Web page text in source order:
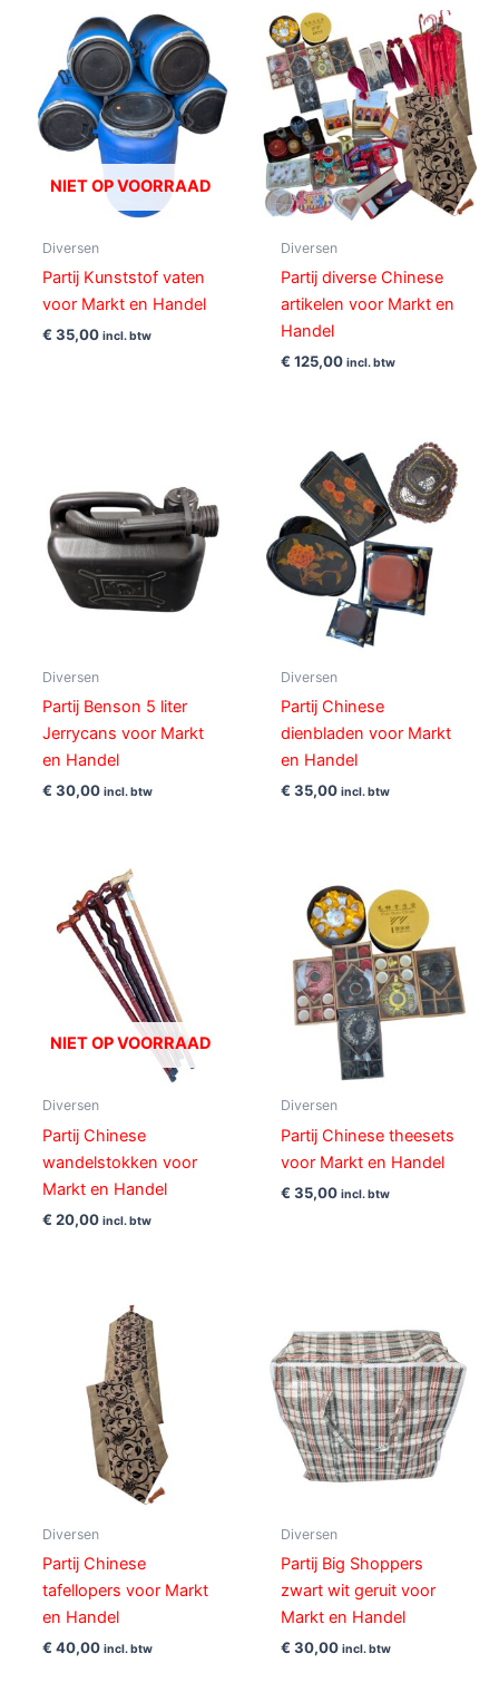
NIET OP VOORRAAD
Diversen
Partij Kunststof vaten
voor Markt en Handel
€ 35,00 incl. btw
Diversen
Partij diverse Chinese
artikelen voor Markt en
Handel
€ 125,00 incl. btw
Diversen
Partij Benson 5 liter
Jerrycans voor Markt
en Handel
€ 30,00 incl. btw
Diversen
Partij Chinese
dienbladen voor Markt
en Handel
€ 35,00 incl. btw
NIET OP VOORRAAD
Diversen
Partij Chinese
wandelstokken voor
Markt en Handel
€ 20,00 incl. btw
Diversen
Partij Chinese theesets
voor Markt en Handel
€ 35,00 incl. btw
Diversen
Partij Chinese
tafellopers voor Markt
en Handel
€ 40,00 incl. btw
Diversen
Partij Big Shoppers
zwart wit geruit voor
Markt en Handel
€ 30,00 incl. btw